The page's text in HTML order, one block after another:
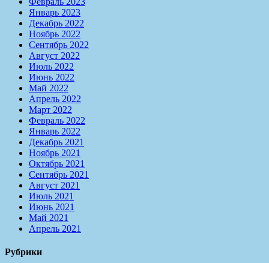
Январь 2023
Декабрь 2022
Ноябрь 2022
Сентябрь 2022
Август 2022
Июль 2022
Июнь 2022
Май 2022
Апрель 2022
Март 2022
Февраль 2022
Январь 2022
Декабрь 2021
Ноябрь 2021
Октябрь 2021
Сентябрь 2021
Август 2021
Июль 2021
Июнь 2021
Май 2021
Апрель 2021
Рубрики